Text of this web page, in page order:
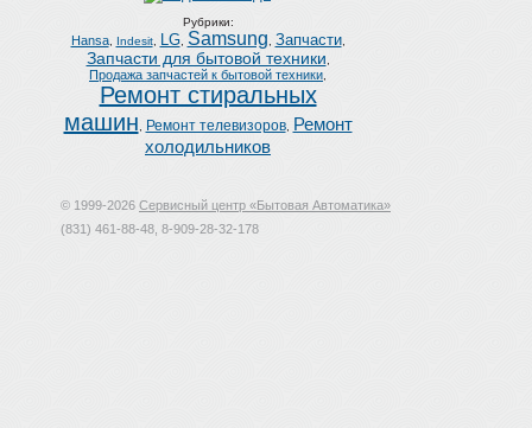
Рубрики:
Hansa, Indesit, LG, Samsung Запчасти,
Запчасти для бытовой техники
Продажа запчастей к бытовой техники
Ремонт стиральных
машин
Ремонт телевизоров,
Ремонт
холодильников
© 1999-2026 Сервисный центр «Бытовая Автоматика»
(831) 461-88-48, 8-909-28-32-178